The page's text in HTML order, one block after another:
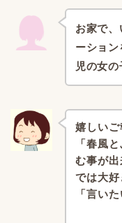
お家で、
ーショ
児の女の
嬉しいご
「春風
む事が出
では大好
「言い